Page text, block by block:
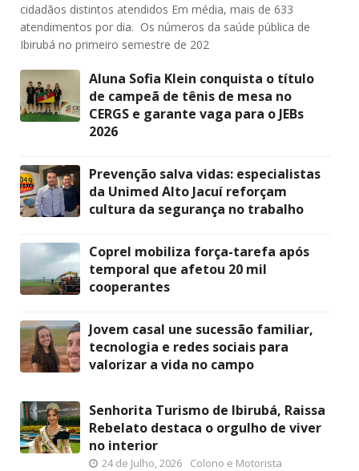
cidadãos distintos atendidos Em média, mais de 633
atendimentos por dia. Os números da saúde pública de
Ibirubá no primeiro semestre de 202
Aluna Sofia Klein conquista o título
de campeã de tênis de mesa no
CERGS e garante vaga para o JEBs
2026
Prevenção salva vidas: especialistas
da Unimed Alto Jacuí reforçam
cultura da segurança no trabalho
Coprel mobiliza força-tarefa após
temporal que afetou 20 mil
cooperantes
Jovem casal une sucessão familiar,
tecnologia e redes sociais para
valorizar a vida no campo
Senhorita Turismo de Ibirubá, Raissa
Rebelato destaca o orgulho de viver
no interior
24 de Julho, 2026 Colono e Motorista